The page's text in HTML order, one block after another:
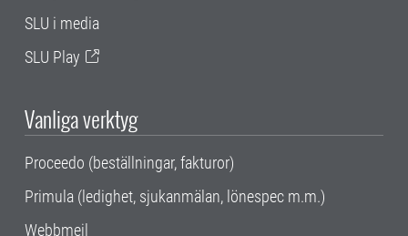
SLU i media
SLU Play
Vanliga verktyg
Proceedo (beställningar, fakturor)
Primula (ledighet, sjukanmälan, lönespec m.m.)
Webbmejl